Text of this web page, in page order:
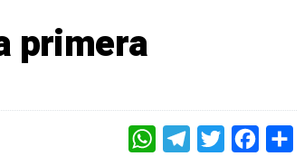
primera
WHATSAPPTELEGRAMTWITTERFACEBOOK